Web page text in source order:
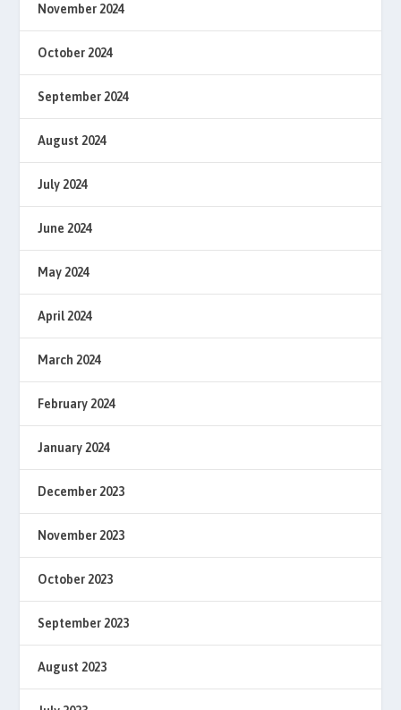
November 2024
October 2024
September 2024
August 2024
July 2024
June 2024
May 2024
April 2024
March 2024
February 2024
January 2024
December 2023
November 2023
October 2023
September 2023
August 2023